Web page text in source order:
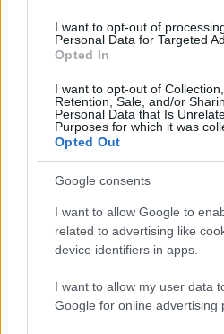
I want to opt-out of
Personal Data for Targeted
Opted In
I want to opt-out of Collection,
Retention, Sale, and/or
Personal Data that Is
Purposes for which it was
Opted Out
Google consents
I want to allow Google to
related to advertising like
device identifiers in apps.
I want to allow my user data
Google for online advertising
Meccs Center